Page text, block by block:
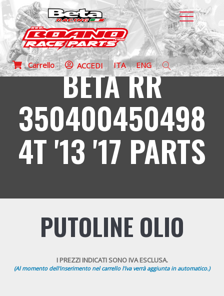
Carrello ACCEDI ITA ENG
BETA RR
350400450498
4T '13 '17 PARTS
PUTOLINE OLIO
I PREZZI INDICATI SONO IVA ESCLUSA.
(Al momento dell'inserimento nel carrello l'iva verrà aggiunta in automatico.)